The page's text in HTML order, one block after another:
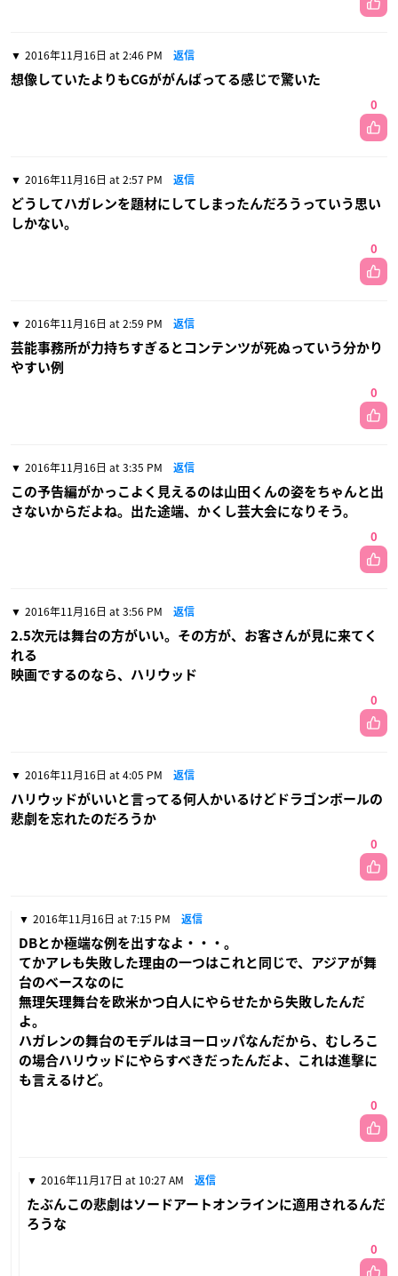
2016年11月16日 at 2:46 PM 返信
想像していたよりもCGががんばってる感じで驚いた
0
2016年11月16日 at 2:57 PM 返信
どうしてハガレンを題材にしてしまったんだろうっていう思い
しかない。
0
2016年11月16日 at 2:59 PM 返信
芸能事務所が力持ちすぎるとコンテンツが死ぬっていう分かり
やすい例
0
2016年11月16日 at 3:35 PM 返信
この予告編がかっこよく見えるのは山田くんの姿をちゃんと出
さないからだよね。出た途端、かくし芸大会になりそう。
0
2016年11月16日 at 3:56 PM 返信
2.5次元は舞台の方がいい。その方が、お客さんが見に来てく
れる
映画でするのなら、ハリウッド
0
2016年11月16日 at 4:05 PM 返信
ハリウッドがいいと言ってる何人かいるけどドラゴンボールの
悲劇を忘れたのだろうか
0
2016年11月16日 at 7:15 PM 返信
DBとか極端な例を出すなよ・・・。
てかアレも失敗した理由の一つはこれと同じで、アジアが舞
台のベースなのに
無理矢理舞台を欧米かつ白人にやらせたから失敗したんだ
よ。
ハガレンの舞台のモデルはヨーロッパなんだから、むしろこ
の場合ハリウッドにやらすべきだったんだよ、これは進撃に
も言えるけど。
0
2016年11月17日 at 10:27 AM 返信
たぶんこの悲劇はソードアートオンラインに適用されるんだ
ろうな
0